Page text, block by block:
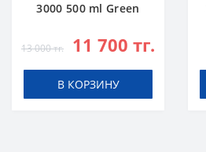
3000 500 ml Green
13 000 тг. 11 700 тг.
В КОРЗИНУ